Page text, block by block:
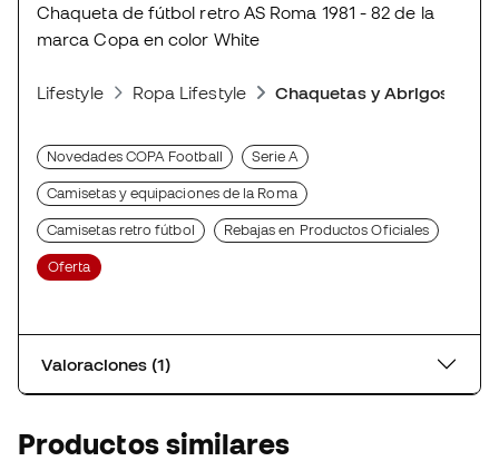
Chaqueta de fútbol retro AS Roma 1981 - 82 de la
marca Copa en color White
Lifestyle Ropa Lifestyle Chaquetas y Abrigos
Novedades COPA Football Serie A
Camisetas y equipaciones de la Roma
Camisetas retro fútbol Rebajas en Productos Oficiales
Oferta
Valoraciones (1)
Productos similares